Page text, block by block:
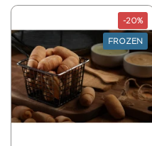
-20%
FROZEN